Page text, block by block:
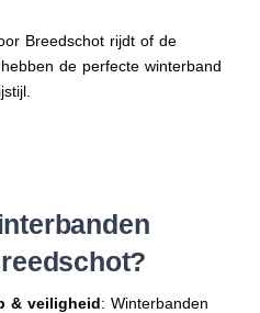
Breedschot rijdt of de
de perfecte winterband
& veiligheid: Winterbanden